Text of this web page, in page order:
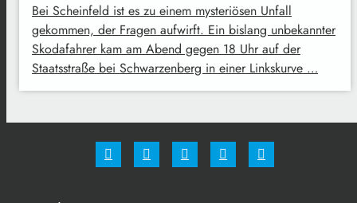
Bei Scheinfeld ist es zu einem mysteriösen Unfall
gekommen, der Fragen aufwirft. Ein bislang unbekannter
Skodafahrer kam am Abend gegen 18 Uhr auf der
Staatsstraße bei Schwarzenberg in einer Linkskurve …